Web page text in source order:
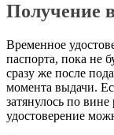
Получение
Временное
паспорта, пока не
сразу же после
момента выдачи.
затянулось по
удостоверение